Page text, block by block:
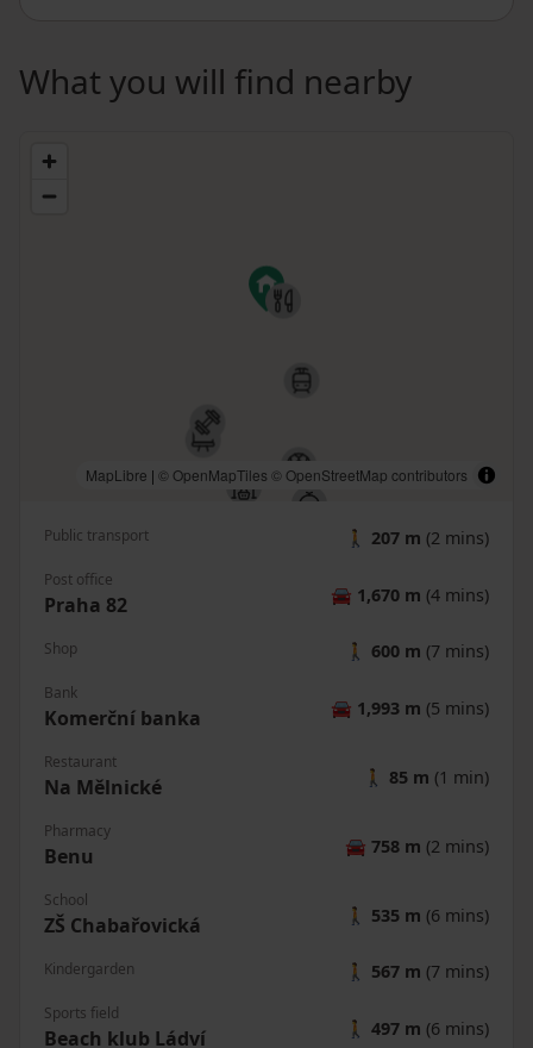
What you will find nearby
MapLibre | © OpenMapTiles © OpenStreetMap contributors
Public transport 🚶 207 m (2 mins)
Post office
Praha 82 🚘 1,670 m (4 mins)
Shop 🚶 600 m (7 mins)
Bank
Komerční banka 🚘 1,993 m (5 mins)
Restaurant
Na Mělnické 🚶 85 m (1 min)
Pharmacy
Benu 🚘 758 m (2 mins)
School
ZŠ Chabařovická 🚶 535 m (6 mins)
Kindergarden 🚶 567 m (7 mins)
Sports field
Beach klub Ládví 🚶 497 m (6 mins)